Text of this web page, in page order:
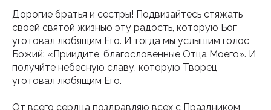
Дорогие братья и сестры! Подвизайтесь стяжать
своей святой жизнью эту радость, которую Бог
уготовал любящим Его. И тогда мы услышим голос
Божий: «Приидите, благословенные Отца Моего». И
получи́те небесную славу, которую Творец
уготовал любящим Его.
От всего сердца поздравляю всех с Праздником